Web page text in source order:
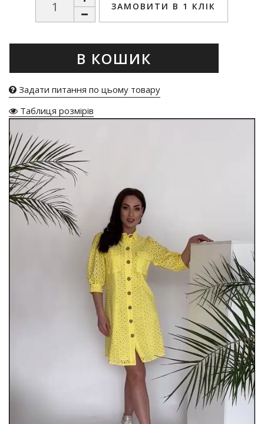
ЗАМОВИТИ В 1 КЛІК
В КОШИК
Задати питання по цьому товару
Таблиця розмірів